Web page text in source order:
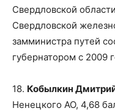
Свердловской
Свердловской
замминистра путей
губернатором с 2009
18. Кобылкин
Ненецкого АО, 4,68